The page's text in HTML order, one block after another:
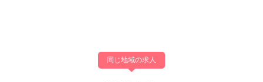
同じ地域の求人